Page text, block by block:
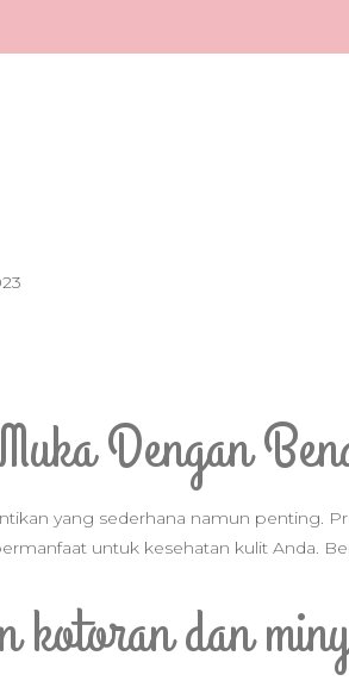
Dengan
yang sederhana namun penting.
untuk kesehatan kulit Anda.
kotoran dan